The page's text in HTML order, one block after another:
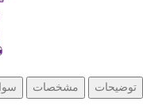
توضیحات مشخصات